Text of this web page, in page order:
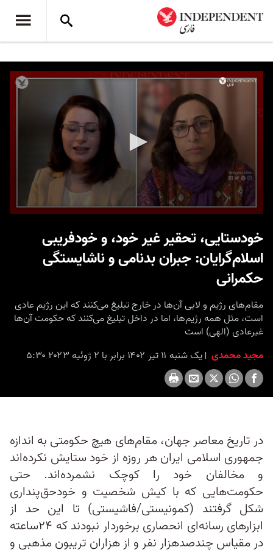
minutes,
خودستایی، تحقیر غیر خود، و خودفریبی
اسلام‌گرایان: جبران بدنامی و ناشایستگی
حکمرانی
مقام‌های رژیم و لابی آن‌ها در خارج تبلیغ می‌کنند که این رژیم عادی
است، مثل همه رژیم‌ها، اما در داخل تبلیغ می‌کنند که حکومت آن‌ها
غیرعادی (الهی) است
مجید محمدی یک شنبه ۱۱ تیر ۱۴۰۲ برابر با ۲ ژوئیه ۲۰۲۳ ۵:۳۰
در تاریخ معاصر جهان، مقام‌های هیچ حکومتی به اندازه
جمهوری اسلامی ایران هر روزه از خود ستایش نکرده‌اند
و مخالفان خود را کوچک نشمرده‌اند. حتی
حکومت‌هایی که با کیش شخصیت و خودحق‌پنداری
شکل گرفتند (کمونیستی/فاشیستی) تا این حد از
ابزارهای رسانه‌ای انحصاری برخوردار نبودند که ۲۴ساعته
در مقیاس چندصدهزار نفر و از هزاران تریبون مذهبی و